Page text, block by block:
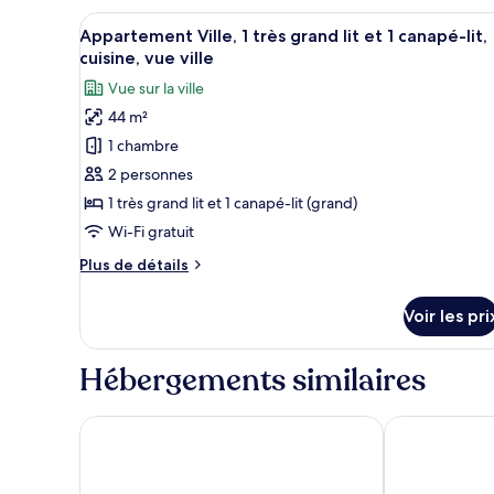
lit
et
1
canapé-
lit,
non-
fumeurs,
cuisine
chambre
Appartement
Familial,
très
grand
lit
et
canapé-
lit,
non-
fumeurs,
Afficher
toutes
les
photos
pour
ce
type
de
chambre :
Ville,
grand
lit
1
Une cuisine étroite avec des
17
Appartement Ville, 1 très grand lit et 1 canapé-lit,
cuisine, vue ville
Vue sur la ville
44 m²
1 chambre
2 personnes
1 très grand lit et 1 canapé-lit (grand)
Wi-Fi gratuit
Plus de détails
Plus
le
type
de
Appartement
Voir les
Hébergements similaires
The Little Hanoi Minerva